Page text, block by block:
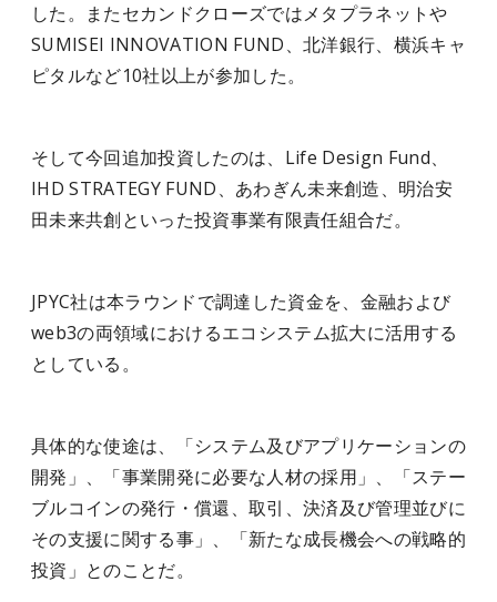
した。またセカンドクローズではメタプラネットや
SUMISEI INNOVATION FUND、北洋銀行、横浜キャ
ピタルなど10社以上が参加した。
そして今回追加投資したのは、Life Design Fund、
IHD STRATEGY FUND、あわぎん未来創造、明治安
田未来共創といった投資事業有限責任組合だ。
JPYC社は本ラウンドで調達した資金を、金融および
web3の両領域におけるエコシステム拡大に活用する
としている。
具体的な使途は、「システム及びアプリケーションの
開発」、「事業開発に必要な人材の採用」、「ステー
ブルコインの発行・償還、取引、決済及び管理並びに
その支援に関する事」、「新たな成長機会への戦略的
投資」とのことだ。